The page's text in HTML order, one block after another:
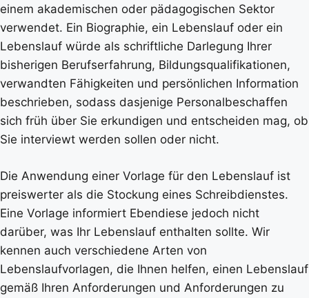
einem akademischen oder pädagogischen Sektor
verwendet. Ein Biographie, ein Lebenslauf oder ein
Lebenslauf würde als schriftliche Darlegung Ihrer
bisherigen Berufserfahrung, Bildungsqualifikationen,
verwandten Fähigkeiten und persönlichen Information
beschrieben, sodass dasjenige Personalbeschaffen
sich früh über Sie erkundigen und entscheiden mag, ob
Sie interviewt werden sollen oder nicht.
Die Anwendung einer Vorlage für den Lebenslauf ist
preiswerter als die Stockung eines Schreibdienstes.
Eine Vorlage informiert Ebendiese jedoch nicht
darüber, was Ihr Lebenslauf enthalten sollte. Wir
kennen auch verschiedene Arten von
Lebenslaufvorlagen, die Ihnen helfen, einen Lebenslauf
gemäß Ihren Anforderungen und Anforderungen zu